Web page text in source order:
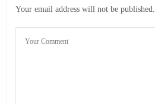
Your email address will not be published.